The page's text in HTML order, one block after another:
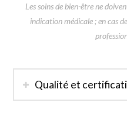
Les soins de bien-être ne
indication médicale ; en cas
Qualité et